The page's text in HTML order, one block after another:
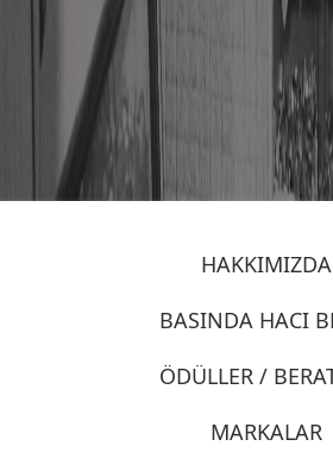
HAKKIMIZDA
BASINDA HACI
ÖDÜLLER /
MARKALAR